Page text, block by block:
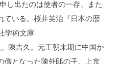
し出たのは使者の一存、また
ている。桜井英治『日本の歴
学術文庫
陳吉久。元王朝末期に中国か
僧となった陳外郎の子。上京